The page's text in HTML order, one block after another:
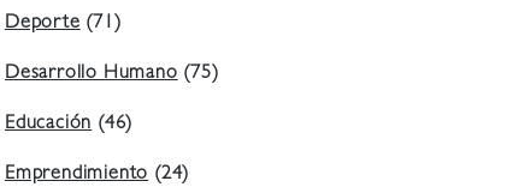
Deporte(71)
Desarrollo Humano(75)
Educación(46)
Emprendimiento(24)